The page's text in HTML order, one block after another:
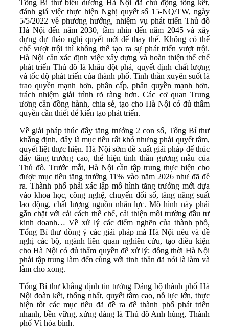
Tổng Bí thư biểu dương Hà Nội đã chủ động tổng kết,
đánh giá việc thực hiện Nghị quyết số 15-NQ/TW, ngày
5/5/2022 về phương hướng, nhiệm vụ phát triển Thủ đô
Hà Nội đến năm 2030, tầm nhìn đến năm 2045 và xây
dựng dự thảo nghị quyết mới để thay thế. Không có thể
chế vượt trội thì không thể tạo ra sự phát triển vượt trội.
Hà Nội cần xác định việc xây dựng và hoàn thiện thể chế
phát triển Thủ đô là khâu đột phá, quyết định chất lượng
và tốc độ phát triển của thành phố. Tinh thần xuyên suốt là
trao quyền mạnh hơn, phân cấp, phân quyền mạnh hơn,
trách nhiệm giải trình rõ ràng hơn. Các cơ quan Trung
ương cần đồng hành, chia sẻ, tạo cho Hà Nội có đủ thẩm
quyền cần thiết để kiến tạo phát triển.
Về giải pháp thúc đẩy tăng trưởng 2 con số, Tổng Bí thư
khẳng định, đây là mục tiêu rất khó nhưng phải quyết tâm,
quyết liệt thực hiện. Hà Nội sớm đề xuất giải pháp để thúc
đẩy tăng trưởng cao, thể hiện tinh thần gương mẫu của
Thủ đô. Trước mắt, Hà Nội cần tập trung thực hiện cho
được mục tiêu tăng trưởng 11% vào năm 2026 như đã đề
ra. Thành phố phải xác lập mô hình tăng trưởng mới dựa
vào khoa học, công nghệ, chuyển đổi số, tăng năng suất
lao động, chất lượng nguồn nhân lực. Mô hình này phải
gắn chặt với cải cách thể chế, cải thiện môi trường đầu tư
kinh doanh… Về xử lý các điểm nghẽn của thành phố,
Tổng Bí thư đồng ý các giải pháp mà Hà Nội nêu và đề
nghị các bộ, ngành liên quan nghiên cứu, tạo điều kiện
cho Hà Nội có đủ thẩm quyền để xử lý; đồng thời Hà Nội
phải tập trung làm đến cùng với tinh thần đã nói là làm và
làm cho xong.
Tổng Bí thư khẳng định tin tưởng Đảng bộ thành phố Hà
Nội đoàn kết, thống nhất, quyết tâm cao, nỗ lực lớn, thực
hiện tốt các mục tiêu đã đề ra để thành phố phát triển
nhanh, bền vững, xứng đáng là Thủ đô Anh hùng, Thành
phố Vì hòa bình.